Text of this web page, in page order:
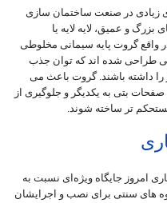
زیادی در صنعت ساختمان سازی
و عمیق، لایه لایه یا
واقع گروت پایه سیمانی مخلوطی
طراحی شده اند که توان جذب
را داشته باشند. گروت باعث می
بتی به یکدیگر و جلوگیری از
تر ساخته شوند.
امروز جایگاه ویژه‌ای نسبت به
های سنتی برای نصب و اجرایشان